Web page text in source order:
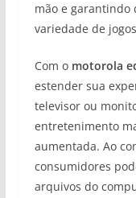
mão e garantindo
variedade de
Com o motorola
estender sua
televisor ou
entretenimento
aumentada. Ao
consumidores
arquivos do